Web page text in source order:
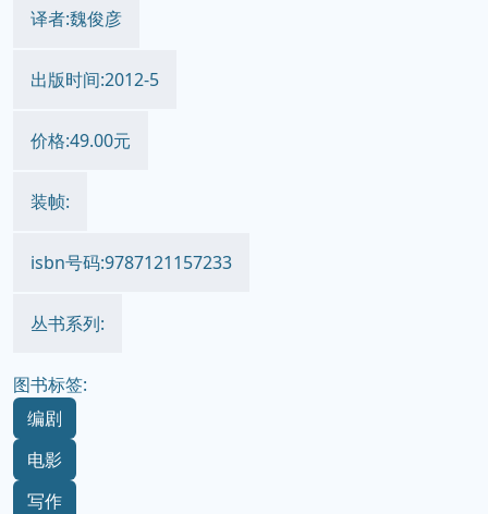
译者:魏俊彦
出版时间:2012-5
价格:49.00元
装帧:
isbn号码:9787121157233
丛书系列:
图书标签:
编剧
电影
写作